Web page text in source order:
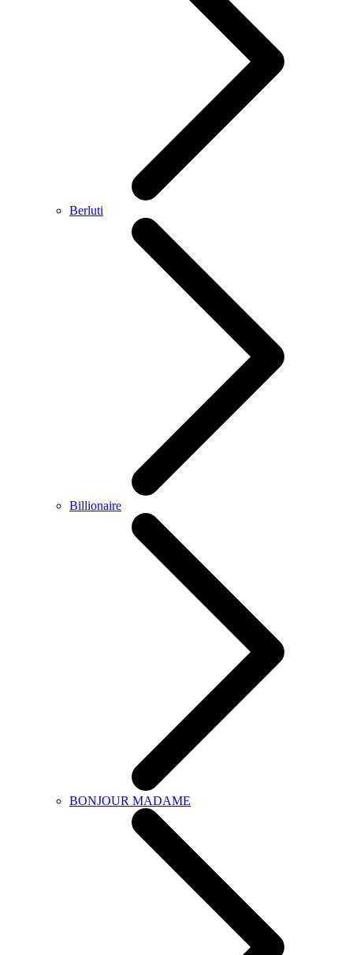
Berluti
Billionaire
BONJOUR MADAME